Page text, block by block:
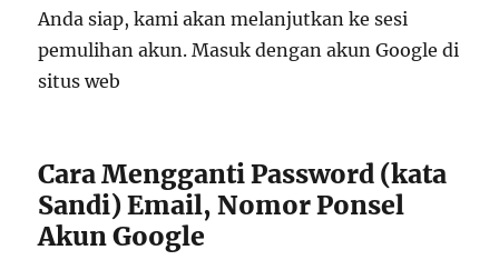
Anda siap, kami akan melanjutkan ke sesi
pemulihan akun. Masuk dengan akun Google di
situs web
Cara Mengganti Password (kata
Sandi) Email, Nomor Ponsel
Akun Google